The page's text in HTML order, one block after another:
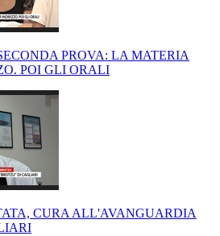
PROVA: LA MATERIA
POI GLI ORALI
CURA ALL'AVANGUARDIA